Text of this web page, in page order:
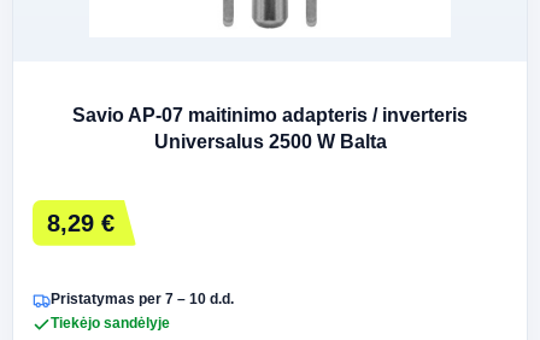
Savio AP-07 maitinimo adapteris / inverteris
Universalus 2500 W Balta
8,29 €
Pristatymas per 7 – 10 d.d.
Tiekėjo sandėlyje